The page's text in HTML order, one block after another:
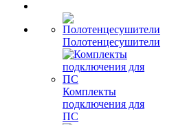
Полотенцесушители
Комплекты
подключения для
ПС